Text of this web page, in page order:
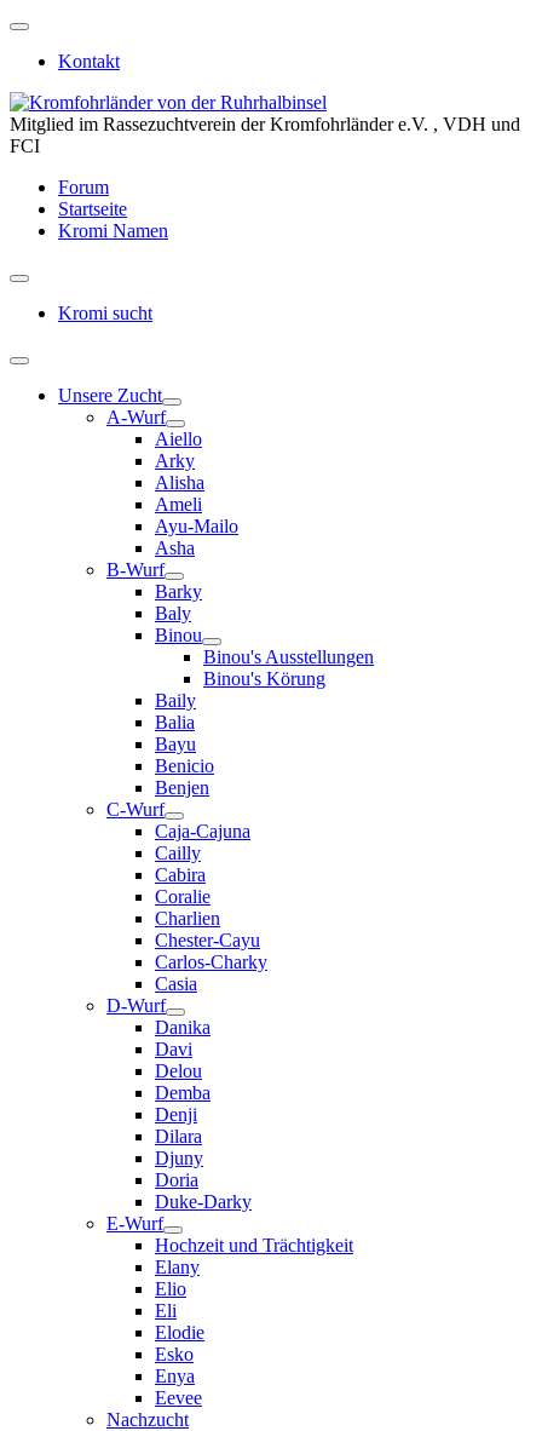
Kontakt
Mitglied im Rassezuchtverein der Kromfohrländer e.V. , VDH und
FCI
Forum
Startseite
Kromi Namen
Kromi sucht
Unsere Zucht
A-Wurf
Aiello
Arky
Alisha
Ameli
Ayu-Mailo
Asha
B-Wurf
Barky
Baly
Binou
Binou's Ausstellungen
Binou's Körung
Baily
Balia
Bayu
Benicio
Benjen
C-Wurf
Caja-Cajuna
Cailly
Cabira
Coralie
Charlien
Chester-Cayu
Carlos-Charky
Casia
D-Wurf
Danika
Davi
Delou
Demba
Denji
Dilara
Djuny
Doria
Duke-Darky
E-Wurf
Hochzeit und Trächtigkeit
Elany
Elio
Eli
Elodie
Esko
Enya
Eevee
Nachzucht